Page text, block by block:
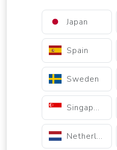
Japan
Spain
Sweden
Singapore
Netherlands